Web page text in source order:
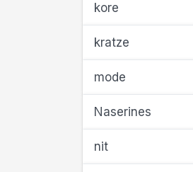
kore
kratze
mode
Naserines
nit